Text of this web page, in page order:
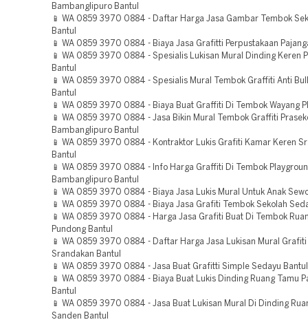
Bambanglipuro Bantul
📱 WA 0859 3970 0884 - Daftar Harga Jasa Gambar Tembok
Bantul
📱 WA 0859 3970 0884 - Biaya Jasa Grafitti Perpustakaan
📱 WA 0859 3970 0884 - Spesialis Lukisan Mural Dinding Keren
Bantul
📱 WA 0859 3970 0884 - Spesialis Mural Tembok Graffiti Anti
Bantul
📱 WA 0859 3970 0884 - Biaya Buat Graffiti Di Tembok Wayang
📱 WA 0859 3970 0884 - Jasa Bikin Mural Tembok Graffiti
Bambanglipuro Bantul
📱 WA 0859 3970 0884 - Kontraktor Lukis Grafiti Kamar Keren
Bantul
📱 WA 0859 3970 0884 - Info Harga Graffiti Di Tembok
Bambanglipuro Bantul
📱 WA 0859 3970 0884 - Biaya Jasa Lukis Mural Untuk Anak
📱 WA 0859 3970 0884 - Biaya Jasa Grafiti Tembok Sekolah
📱 WA 0859 3970 0884 - Harga Jasa Grafiti Buat Di Tembok
Pundong Bantul
📱 WA 0859 3970 0884 - Daftar Harga Jasa Lukisan Mural Grafiti
Srandakan Bantul
📱 WA 0859 3970 0884 - Jasa Buat Grafitti Simple Sedayu Bantul
📱 WA 0859 3970 0884 - Biaya Buat Lukis Dinding Ruang Tamu
Bantul
📱 WA 0859 3970 0884 - Jasa Buat Lukisan Mural Di Dinding
Sanden Bantul